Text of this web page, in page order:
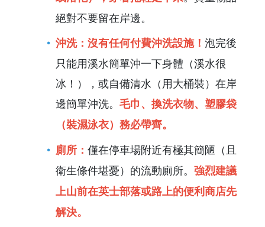
絕對不要留在岸邊。
沖洗： 沒有任何付費沖洗設施！ 泡完後
只能用溪水簡單沖一下身體（溪水很
冰！），或自備清水（用大桶裝）在岸
邊簡單沖洗。 毛巾、換洗衣物、塑膠袋
（裝濕泳衣）務必帶齊。
廁所： 僅在停車場附近有極其簡陋（且
衛生條件堪憂）的流動廁所。 強烈建議
上山前在英士部落或路上的便利商店先
解決。